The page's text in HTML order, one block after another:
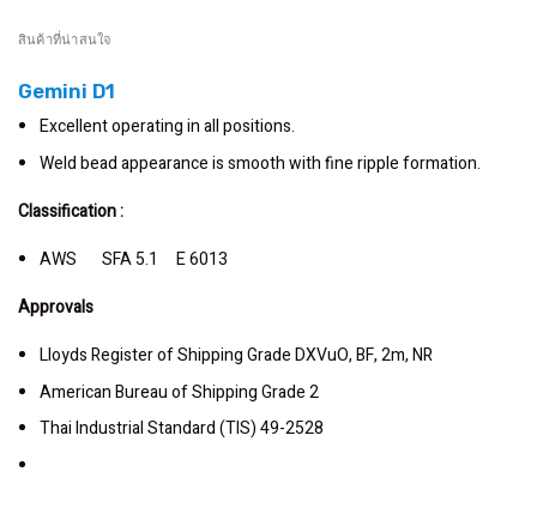
สินค้าที่น่าสนใจ
Gemini D1
Excellent operating in all positions.
Weld bead appearance is smooth with fine ripple formation.
Classification :
AWS SFA 5.1 E 6013
Approvals
Lloyds Register of Shipping Grade DXVuO, BF, 2m, NR
American Bureau of Shipping Grade 2
Thai Industrial Standard (TIS) 49-2528